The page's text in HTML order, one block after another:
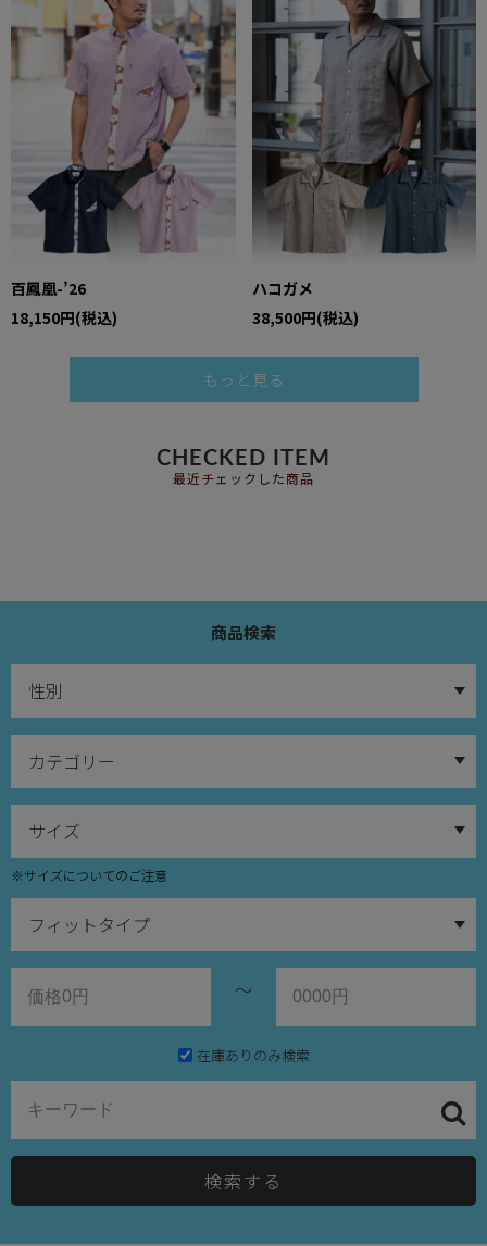
百鳳凰-’26
18,150円(税込)
ハコガメ
38,500円(税込)
もっと見る
CHECKED ITEM
最近チェックした商品
商品検索
※サイズについてのご注意
～
在庫ありのみ検索
検索する